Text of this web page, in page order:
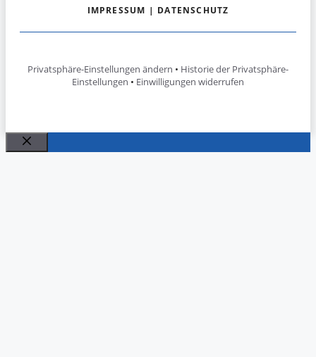
IMPRESSUM | DATENSCHUTZ
Privatsphäre-Einstellungen ändern • Historie der Privatsphäre-
Einstellungen • Einwilligungen widerrufen
Schließen